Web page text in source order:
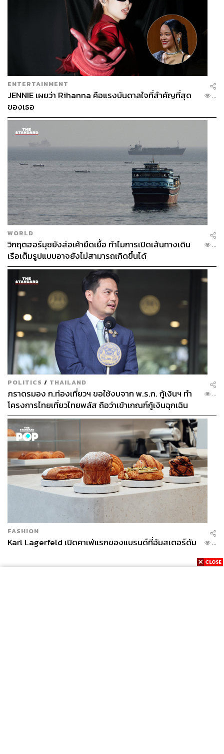
เสรีชี้ ส.ว. ต้องการปกป้องบ้านเมือง แม้โดนด่าว่าไม่เคารพ
เสรี สุวรรณภานนท์ สมาชิกวุฒิสภา ยกเหตุผลไม่โหวตพิธา
เป็นนายกฯ เพราะ ส.ว. ต้องทำหน้าที่ปกป้องบ้านเมืองและ
สถาบัน แม้โดนด่าว่าไม่เคารพเสียงประชาชน
13.41 น.
เสรีพิศุทธ์ชี้ แก้ 112 เป็นเรื่องปกติ ในอดีตก็แก้ได้
พล.ต.อ. เสรีพิศุทธ์ เตมียเวส ส.ส. บัญชีรายชื่อ และหัวหน้า
พรรคเสรีรวมไทย อภิปรายประเด็นขัดแย้งกรณีก้าวไกลเสนอ
แก้ไข 112 ชี้เป็นกฎหมายที่สามารถแก้ไขได้ เป็นเรื่องปกติ
ชัยธวัช แจงเหตุที่ก้าวไกลรุกได้ ถอยไม่เป็น กรณีแก้ 112
ชัยธวัช ตุลาธน เลขาธิการพรรคก้าวไกล ใช้สิทธิพาดพิง
ENTERTAINMENT
JENNIE เผยว่า Rihanna คือแรงบันดาลใจที่สำคัญที่สุด
ของเธอ
...
WORLD
วิกฤตฮอร์มุซยังส่อเค้ายืดเยื้อ ทำไมการเปิดเส้นทางเดิน
เรือเต็มรูปแบบอาจยังไม่สามารถเกิดขึ้นได้
...
POLITICS / THAILAND
ภราดรมอง ก.ท่องเที่ยวฯ ขอใช้งบจาก พ.ร.ก. กู้เงินฯ ทำ
โครงการไทยเที่ยวไทยพลัส ถือว่าเข้าเกณฑ์กู้เงินฉุกเฉิน
...
FASHION
Karl Lagerfeld เปิดคาเฟ่แรกของแบรนด์ที่อัมสเตอร์ดัม ...